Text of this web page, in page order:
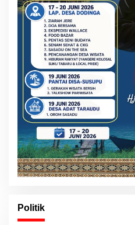
Politik